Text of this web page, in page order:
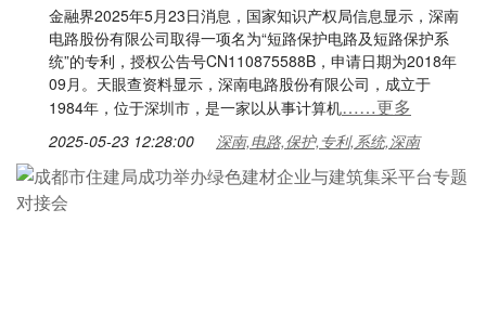
金融界2025年5月23日消息，国家知识产权局信息显示，深南
电路股份有限公司取得一项名为“短路保护电路及短路保护系
统”的专利，授权公告号CN110875588B，申请日期为2018年
09月。天眼查资料显示，深南电路股份有限公司，成立于
1984年，位于深圳市，是一家以从事计算机……更多
2025-05-23 12:28:00 深南,电路,保护,专利,系统,深南